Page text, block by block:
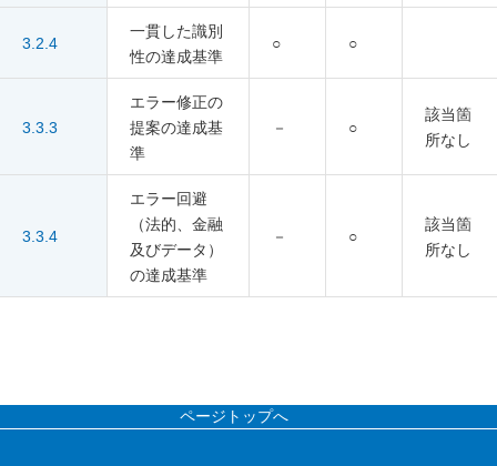
3.2.4
一貫した識別
性の達成基準
○ ○
3.3.3
エラー修正の
提案の達成基
準
－ ○
該当箇
所なし
3.3.4
エラー回避
（法的、金融
及びデータ）
の達成基準
－ ○
該当箇
所なし
ページトップへ